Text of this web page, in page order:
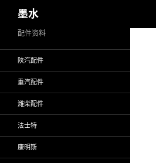
至
墨水
配件资料
陕汽配件
重汽配件
潍柴配件
法士特
康明斯